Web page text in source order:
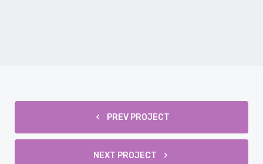
PREV PROJECT
NEXT PROJECT